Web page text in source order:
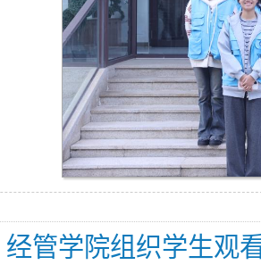
经管学院组织学生观